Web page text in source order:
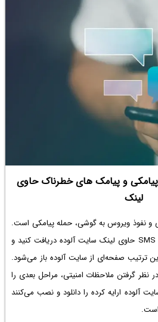
پیامکی و پیامک های خطرناک حاوی
لینک
نفوذ ویروس به گوشی، حمله پیامکی است.
به عنوان مثال ممکن است یک SMS حاوی لینک سایت آلوده دریافت کنید و
ترتیب صفحه‌ای از سایت آلوده باز می‌شود.
نظر گرفتن ملاحظات امنیتی، مراحل بعدی را
آلوده ارایه کرده را دانلود و نصب می‌کنند